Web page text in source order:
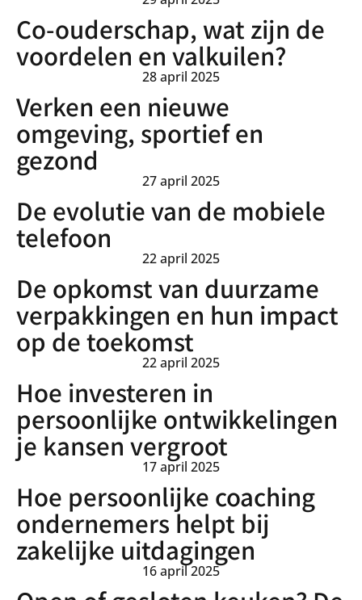
Co-ouderschap, wat zijn de
voordelen en valkuilen?
28 april 2025
Verken een nieuwe
omgeving, sportief en
gezond
27 april 2025
De evolutie van de mobiele
telefoon
22 april 2025
De opkomst van duurzame
verpakkingen en hun impact
op de toekomst
22 april 2025
Hoe investeren in
persoonlijke ontwikkelingen
je kansen vergroot
17 april 2025
Hoe persoonlijke coaching
ondernemers helpt bij
zakelijke uitdagingen
16 april 2025